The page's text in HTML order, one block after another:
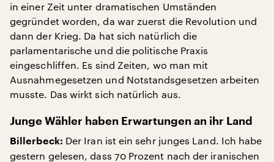
in einer Zeit unter dramatischen Umständen
gegründet worden, da war zuerst die Revolution und
dann der Krieg. Da hat sich natürlich die
parlamentarische und die politische Praxis
eingeschliffen. Es sind Zeiten, wo man mit
Ausnahmegesetzen und Notstandsgesetzen arbeiten
musste. Das wirkt sich natürlich aus.
Junge Wähler haben Erwartungen an ihr Land
Billerbeck: Der Iran ist ein sehr junges Land. Ich habe
gestern gelesen, dass 70 Prozent nach der iranischen